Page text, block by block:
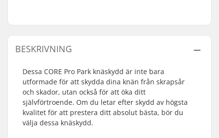
BESKRIVNING
Dessa CORE Pro Park knäskydd är inte bara
utformade för att skydda dina knän från skrapsår
och skador, utan också för att öka ditt
självförtroende. Om du letar efter skydd av högsta
kvalitet för att prestera ditt absolut bästa, bör du
välja dessa knäskydd.